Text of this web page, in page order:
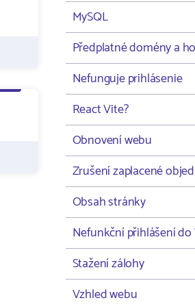
MySQL
Předplatné domény a
Nefunguje prihlásenie
React Vite?
Obnovení webu
Zrušení zaplacené
Obsah stránky
Nefunkční přihlášení do
Stažení zálohy
Vzhled webu